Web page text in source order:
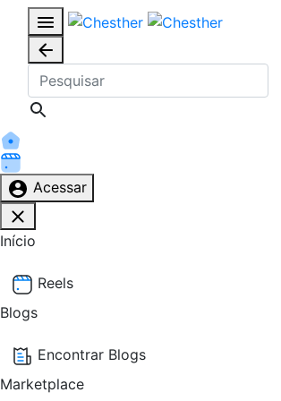
Acessar
Início
Reels
Blogs
Encontrar Blogs
Marketplace